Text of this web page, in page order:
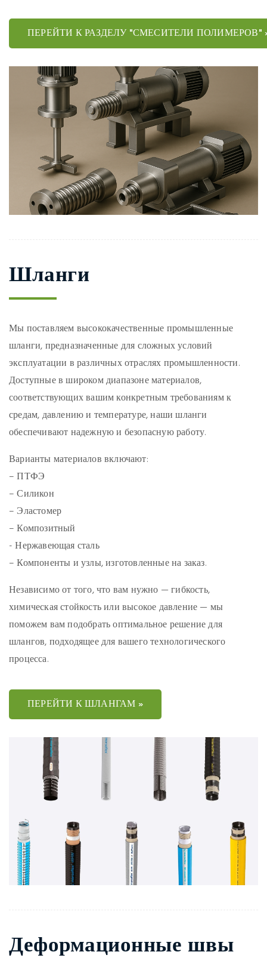
ПЕРЕЙТИ К РАЗДЕЛУ "СМЕСИТЕЛИ ПОЛИМЕРОВ"
Шланги
Мы поставляем высококачественные промышленные
шланги, предназначенные для сложных условий
эксплуатации в различных отраслях промышленности.
Доступные в широком диапазоне материалов,
соответствующих вашим конкретным требованиям к
средам, давлению и температуре, наши шланги
обеспечивают надежную и безопасную работу.
Варианты материалов включают:
– ПТФЭ
– Силикон
– Эластомер
– Композитный
- Нержавеющая сталь
– Компоненты и узлы, изготовленные на заказ.
Независимо от того, что вам нужно — гибкость,
химическая стойкость или высокое давление — мы
поможем вам подобрать оптимальное решение для
шлангов, подходящее для вашего технологического
процесса.
ПЕРЕЙТИ К ШЛАНГАМ »
Деформационные швы